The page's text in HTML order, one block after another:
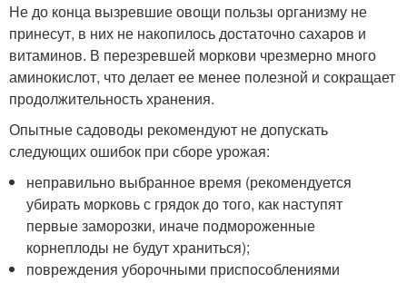
Не до конца вызревшие овощи пользы организму не
принесут, в них не накопилось достаточно сахаров и
витаминов. В перезревшей моркови чрезмерно много
аминокислот, что делает ее менее полезной и сокращает
продолжительность хранения.
Опытные садоводы рекомендуют не допускать
следующих ошибок при сборе урожая:
неправильно выбранное время (рекомендуется
убирать морковь с грядок до того, как наступят
первые заморозки, иначе подмороженные
корнеплоды не будут храниться);
повреждения уборочными приспособлениями